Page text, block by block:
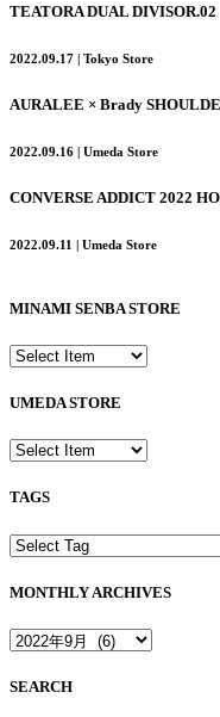
TEATORA DUAL DIVISOR.02
2022.09.17 | Tokyo Store
AURALEE × Brady
2022.09.16 | Umeda Store
CONVERSE ADDICT 2022
2022.09.11 | Umeda Store
MINAMI SENBA STORE
UMEDA STORE
TAGS
MONTHLY ARCHIVES
SEARCH